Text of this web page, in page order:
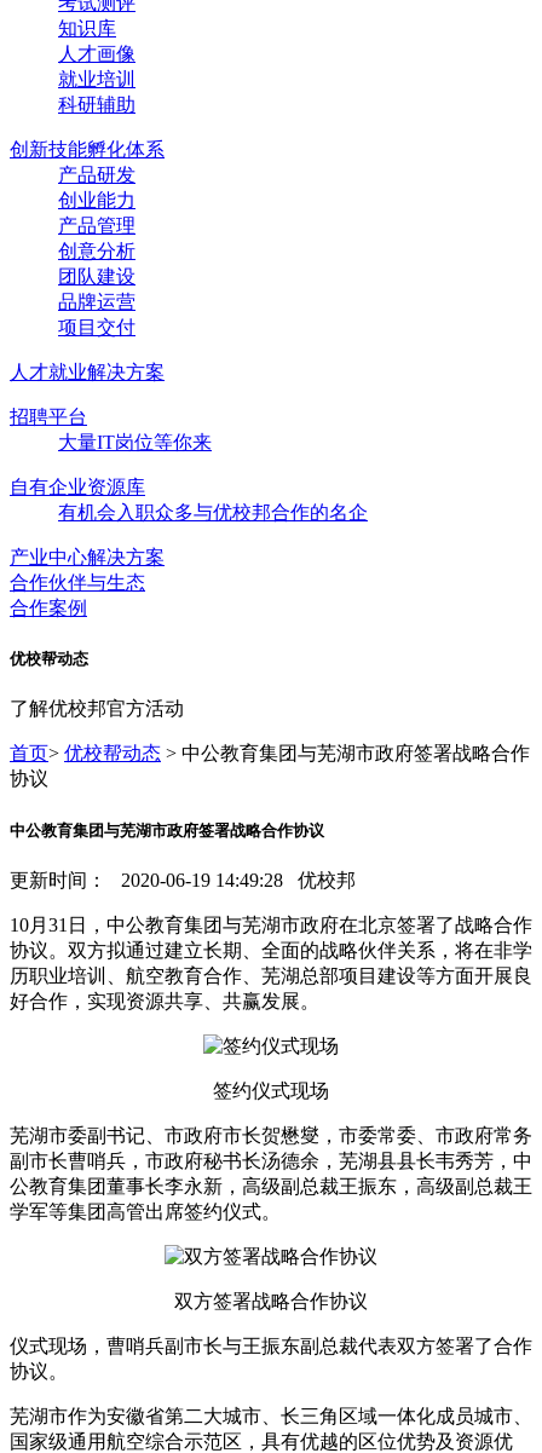
知识库
人才画像
就业培训
科研辅助
创新技能孵化体系
产品研发
创业能力
产品管理
创意分析
团队建设
品牌运营
项目交付
人才就业解决方案
招聘平台
大量IT岗位等你来
自有企业资源库
有机会入职众多与优校邦合作的名企
产业中心解决方案
合作伙伴与生态
合作案例
优校帮动态
了解优校邦官方活动
首页> 优校帮动态 > 中公教育集团与芜湖市政府签署战略合作
协议
中公教育集团与芜湖市政府签署战略合作协议
更新时间： 2020-06-19 14:49:28 优校邦
10月31日，中公教育集团与芜湖市政府在北京签署了战略合作
协议。双方拟通过建立长期、全面的战略伙伴关系，将在非学
历职业培训、航空教育合作、芜湖总部项目建设等方面开展良
好合作，实现资源共享、共赢发展。
签约仪式现场
芜湖市委副书记、市政府市长贺懋燮，市委常委、市政府常务
副市长曹哨兵，市政府秘书长汤德余，芜湖县县长韦秀芳，中
公教育集团董事长李永新，高级副总裁王振东，高级副总裁王
学军等集团高管出席签约仪式。
双方签署战略合作协议
仪式现场，曹哨兵副市长与王振东副总裁代表双方签署了合作
协议。
芜湖市作为安徽省第二大城市、长三角区域一体化成员城市、
国家级通用航空综合示范区，具有优越的区位优势及资源优